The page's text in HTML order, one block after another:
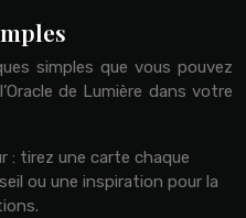
simples que vous pouvez
de Lumière dans votre
: tirez une carte chaque
ou une inspiration pour la